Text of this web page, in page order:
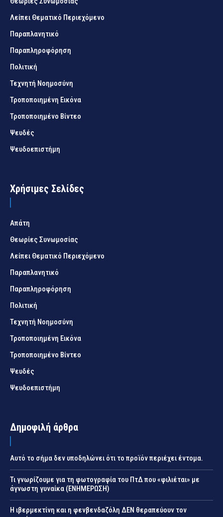
Λείπει Θεματικό Περιεχόμενο
Παραπλανητικό
Παραπληροφόρηση
Πολιτική
Τεχνητή Νοημοσύνη
Τροποποιημένη Εικόνα
Τροποποιημένο Βίντεο
Ψευδές
Ψευδοεπιστήμη
Χρήσιμες Σελίδες
Απάτη
Θεωρίες Συνωμοσίας
Λείπει Θεματικό Περιεχόμενο
Παραπλανητικό
Παραπληροφόρηση
Πολιτική
Τεχνητή Νοημοσύνη
Τροποποιημένη Εικόνα
Τροποποιημένο Βίντεο
Ψευδές
Ψευδοεπιστήμη
Δημοφιλή άρθρα
Αυτό το σήμα δεν υποδηλώνει ότι το προϊόν περιέχει έντομα.
Τι γνωρίζουμε για τη φωτογραφία του ΠτΔ που «φιλιέται» με
άγνωστη γυναίκα (ΕΝΗΜΕΡΩΣΗ)
Η ιβερμεκτίνη και η φενβενδαζόλη ΔΕΝ θεραπεύουν τον